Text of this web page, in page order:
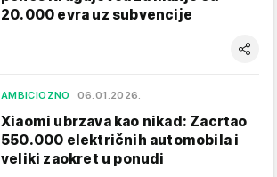
20.000 evra uz subvencije
AMBICIOZNO 06.01.2026.
Xiaomi ubrzava kao nikad: Zacrtao
550.000 električnih automobila i
veliki zaokret u ponudi